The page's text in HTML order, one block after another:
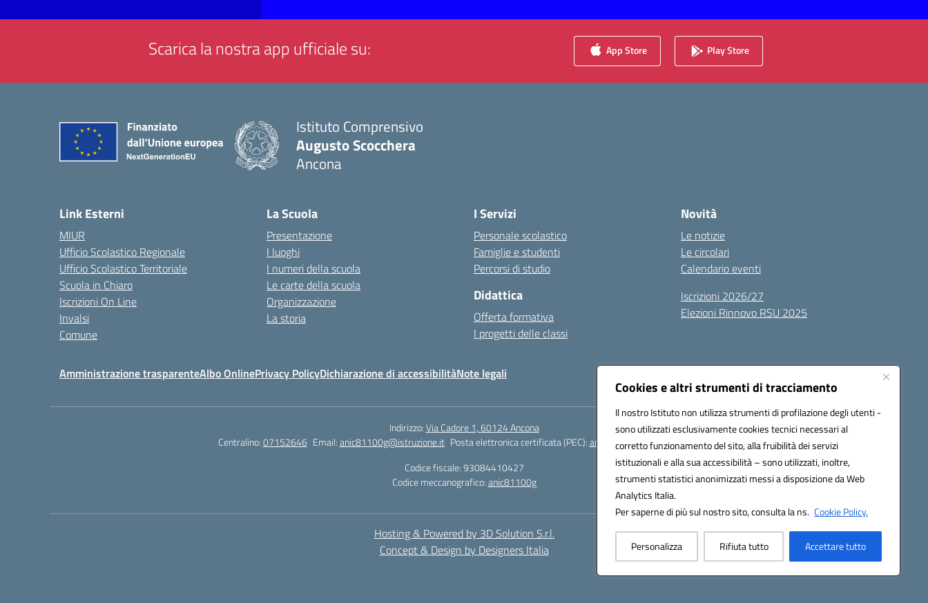
Cookies e altri strumenti di tracciamento
Il nostro Istituto non utilizza strumenti di profilazione degli utenti -
sono utilizzati esclusivamente cookies tecnici necessari al
corretto funzionamento del sito, alla fruibilità dei servizi
istituzionali e alla sua accessibilità – sono utilizzati, inoltre,
strumenti statistici anonimizzati messi a disposizione da Web
Analytics Italia.
Per saperne di più sul nostro sito, consulta la ns. Cookie Policy.
Personalizza Rifiuta tutto Accettare tutto
Scarica la nostra app ufficiale su: App Store Play Store
Istituto Comprensivo
Augusto Scocchera
Ancona
Link Esterni
MIUR
Ufficio Scolastico Regionale
Ufficio Scolastico Territoriale
Scuola in Chiaro
Iscrizioni On Line
Invalsi
Comune
La Scuola
Presentazione
I luoghi
I numeri della scuola
Le carte della scuola
Organizzazione
La storia
I Servizi
Personale scolastico
Famiglie e studenti
Percorsi di studio
Didattica
Offerta formativa
I progetti delle classi
Novità
Le notizie
Le circolari
Calendario eventi
Iscrizioni 2026/27
Elezioni Rinnovo RSU 2025
Amministrazione trasparenteAlbo OnlinePrivacy PolicyDichiarazione di accessibilitàNote legali
Indirizzo:Via Cadore 1, 60124 Ancona
Centralino:07152646 Email:anic81100g@istruzione.it Posta elettronica certificata (PEC):anic81100g@pec.istruzione.it
Codice fiscale: 93084410427
Codice meccanografico:anic81100g
Hosting & Powered by 3D Solution S.r.l.
Concept & Design by Designers Italia